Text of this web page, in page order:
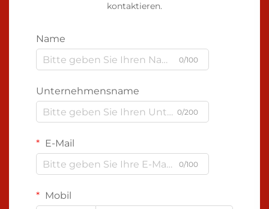
kontaktieren.
Name
0/100
Unternehmensname
0/200
E-Mail
0/100
Mobil